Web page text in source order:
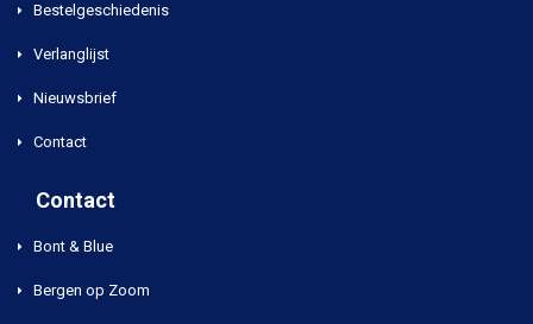
Bestelgeschiedenis
Verlanglijst
Nieuwsbrief
Contact
Contact
Bont & Blue
Bergen op Zoom